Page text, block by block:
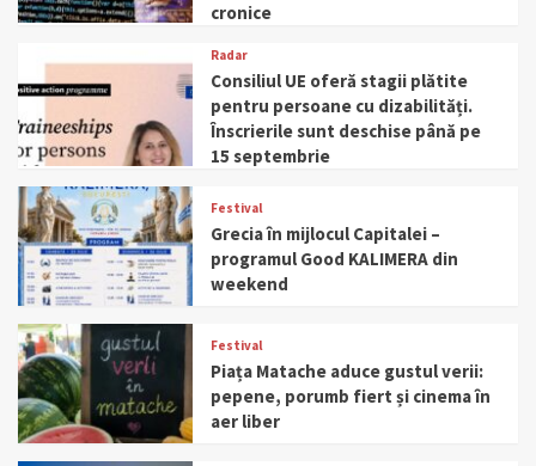
cronice
Radar
Consiliul UE oferă stagii plătite
pentru persoane cu dizabilități.
Înscrierile sunt deschise până pe
15 septembrie
Festival
Grecia în mijlocul Capitalei –
programul Good KALIMERA din
weekend
Festival
Piața Matache aduce gustul verii:
pepene, porumb fiert și cinema în
aer liber